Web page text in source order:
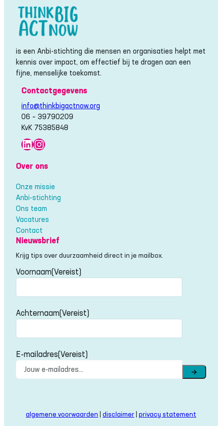
is een Anbi-stichting die mensen en organisaties helpt met
kennis over impact, om effectief bij te dragen aan een
fijne, menselijke toekomst.
Contactgegevens
info@thinkbigactnow.org
06 – 39790209
KvK 75385848
LinkedIn
Instagram
Over ons
Onze missie
Anbi-stichting
Ons team
Vacatures
Contact
Nieuwsbrief
Krijg tips over duurzaamheid direct in je mailbox.
Voornaam(Vereist)
Achternaam(Vereist)
E-mailadres(Vereist)
→
algemene voorwaarden disclaimer privacy statement